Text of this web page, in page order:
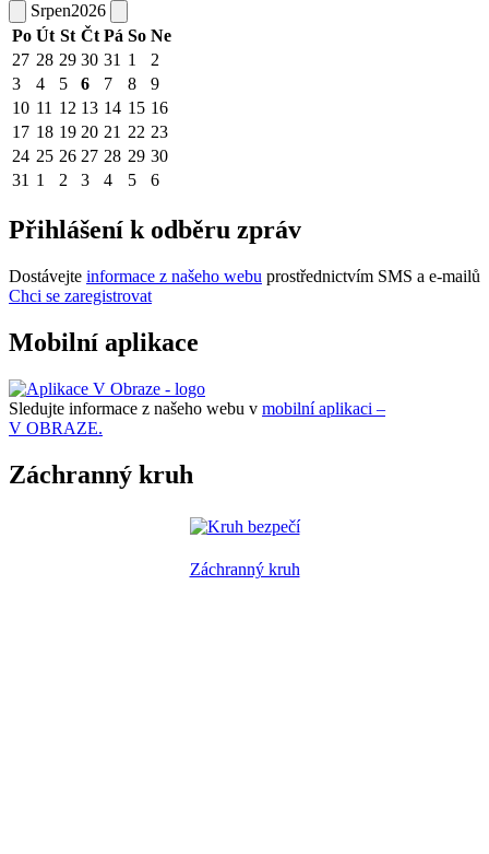
Srpen2026
Po Út St Čt Pá So Ne
27 28 29 30 31 1
2
3
4 5 6 7 8
9
10 11 12 13 14 15 16
17 18 19 20 21 22 23
24 25 26 27 28 29 30
31 1 2 3 4 5 6
Přihlášení k odběru zpráv
Dostávejte informace z našeho webu prostřednictvím SMS a e-mailů
Chci se zaregistrovat
Mobilní aplikace
Sledujte informace z našeho webu v mobilní aplikaci –
V OBRAZE.
Záchranný kruh
Záchranný kruh